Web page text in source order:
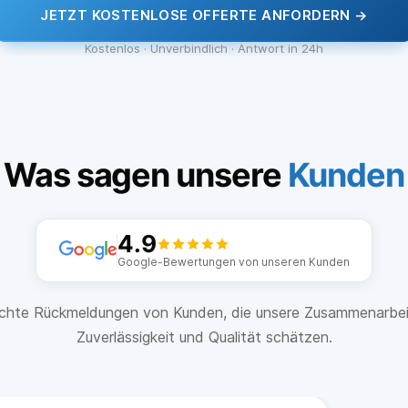
JETZT KOSTENLOSE OFFERTE ANFORDERN →
Kostenlos · Unverbindlich · Antwort in 24h
Was sagen unsere Kunden
4.9
Google-Bewertungen von unseren Kunden
Rückmeldungen von Kunden, die unsere
Zuverlässigkeit und Qualität schätzen.